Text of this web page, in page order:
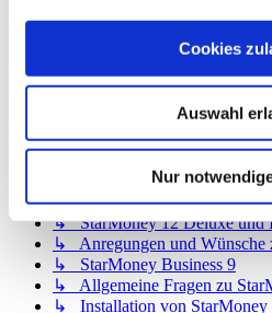
Cookies
Auswahl
Nur
↳ Installation von StarMoney
↳ Bedienung von StarMoney
↳ Anregungen und Wünsche
↳ StarMoney 12 Deluxe
↳ Installation von StarMoney
↳ Bedienung von StarMoney
↳ StarMoney 12 Deluxe und
↳ Anregungen und Wünsche
↳ StarMoney Business 9
↳ Allgemeine Fragen zu
↳ Installation von StarMoney